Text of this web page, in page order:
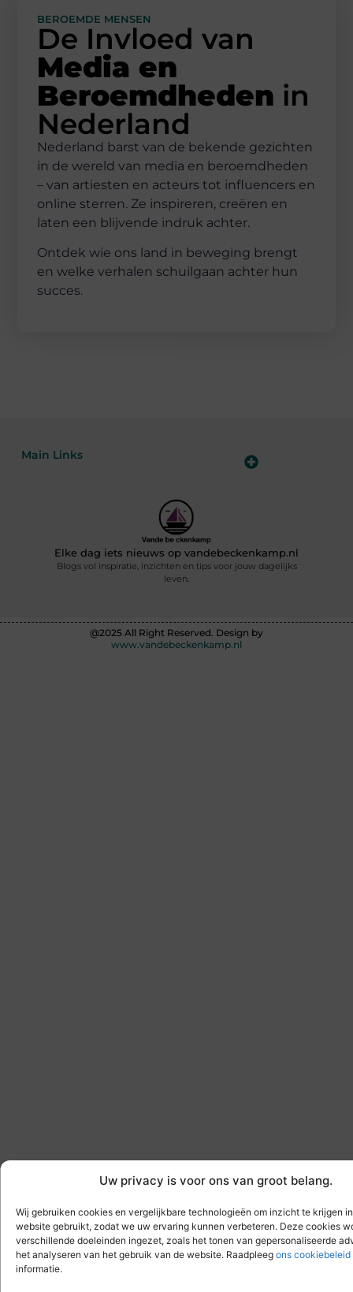
Uw privacy is voor ons van groot belang.
Wij gebruiken cookies en vergelijkbare technologieën om inzicht te krijgen
website gebruikt, zodat we uw ervaring kunnen verbeteren. Deze cookies
verschillende doeleinden ingezet, zoals het tonen van gepersonaliseerde
het analyseren van het gebruik van de website. Raadpleeg ons cookiebeleid
informatie.
BEROEMDE MENSEN
De Invloed van
Media en
Beroemdheden in
Nederland
Nederland barst van de bekende gezichten
in de wereld van media en beroemdheden
– van artiesten en acteurs tot influencers en
online sterren. Ze inspireren, creëren en
laten een blijvende indruk achter.
Ontdek wie ons land in beweging brengt
en welke verhalen schuilgaan achter hun
succes.
Main Links
Elke dag iets nieuws op vandebeckenkamp.nl
Blogs vol inspiratie, inzichten en tips voor jouw dagelijks
leven.
@2025 All Right Reserved. Design by
www.vandebeckenkamp.nl